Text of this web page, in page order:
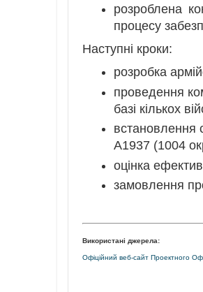
розроблена
процесу
Наступні кроки:
розробка
проведення
базі кількох
встановлення
А1937 (1004
оцінка
замовлення
Використані джерела:
Офіційний веб-сайт Проектного